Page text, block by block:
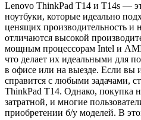
Lenovo ThinkPad T14 и T14s —
ноутбуки, которые идеально
ценящих производительность и
отличаются высокой
мощным процессорам Intel и
что делает их идеальными для
в офисе или на выезде. Если вы
справится с любыми задачами,
ThinkPad T14. Однако, покупка
затратной, и многие
приобретении б/у моделей. В